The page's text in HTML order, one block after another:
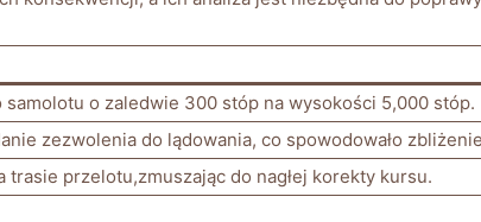
o zaledwie 300 stóp na wysokości 5,000​ stóp.
zezwolenia do lądowania, co spowodowało⁢
trasie przelotu,zmuszając do nagłej korekty ‌kursu.